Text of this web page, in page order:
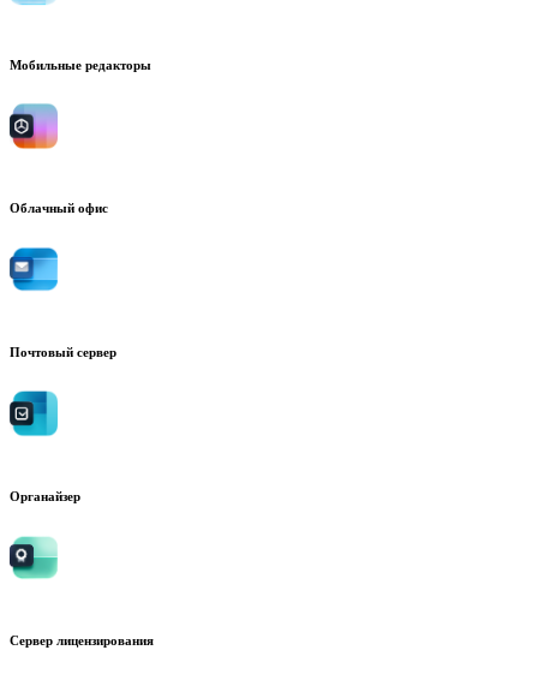
Мобильные редакторы
Облачный офис
Почтовый сервер
Органайзер
Сервер лицензирования